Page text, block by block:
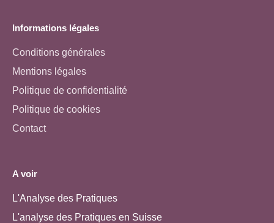
Informations légales
Conditions générales
Mentions légales
Politique de confidentialité
Politique de cookies
Contact
A voir
L'Analyse des Pratiques
L'analyse des Pratiques en Suisse